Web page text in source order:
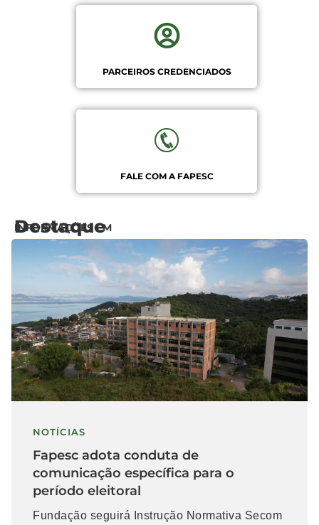
PARCEIROS CREDENCIADOS
FALE COM A FAPESC
INFORMAÇÕES EM
Destaque
NOTÍCIAS
Fapesc adota conduta de
comunicação específica para o
período eleitoral
Fundação seguirá Instrução Normativa Secom